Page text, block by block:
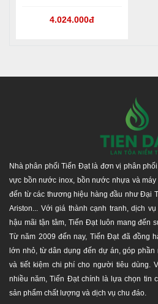
4.024.000đ
Nhà phân phối Tiến Đạt là đơn vị phân
vực bồn nước inox, bồn nước nhựa và
đến từ các thương hiệu hàng đầu như Đại
Ariston... Với giá thành cạnh tranh, dịch
hậu mãi tận tâm, Tiến Đạt luôn mang đến
Từ năm 2009 đến nay, Tiến Đạt đã đồng
lớn nhỏ, từ dân dụng đến dự án, góp
và tiết kiệm chi phí cho người tiêu dùng.
nhiều năm, Tiến Đạt chính là lựa chọn tin
sản phẩm chất lượng và dịch vụ chu đáo.